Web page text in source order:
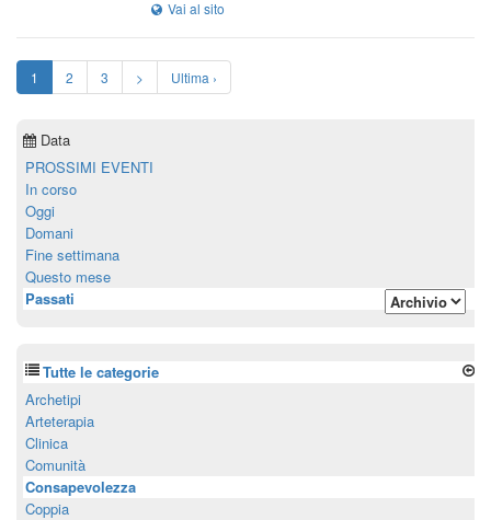
1 2 3 > Ultima ›
Data
PROSSIMI EVENTI
In corso
Oggi
Domani
Fine settimana
Questo mese
Passati
Tutte le categorie
Archetipi
Arteterapia
Clinica
Comunità
Consapevolezza
Coppia